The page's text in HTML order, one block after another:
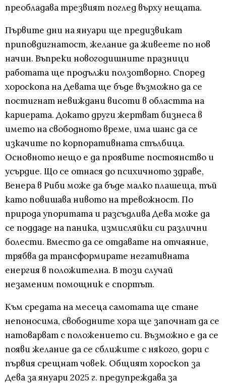
преобладава трезвият поглед върху нещата.
Първите дни на януари ще предизвикат
приповдигнатост, желание да живеете по нов
начин. Въпреки новогодишните празници
работата ще продължи ползотворно. Според
хороскопа на Девата ще бъде възможно да се
постигнат невиждани висоти в областта на
кариерата. Докато други жертват бизнеса в
името на свободното време, има шанс да се
изкачите по корпоративната стълбица.
Основното нещо е да проявите постоянство и
усърдие. Що се отнася до психичното здраве,
Венера в Риби може да бъде малко плашеща, тъй
като повишава нивото на тревожност. По
природа упоритата и разсъдлива Дева може да
се поддаде на паника, измисляйки си различни
болести. Вместо да се отдавате на отчаяние,
трябва да трансформирате негативната
енергия в положителна. В този случай
незаменим помощник е спортът.
Към средата на месеца самотата ще стане
непоносима, свободните хора ще започнат да се
натоварват с положението си. Възможно е да се
появи желание да се сближите с някого, дори с
първия срещнат човек. Общият хороскоп за
Дева за януари 2025 г. предупреждава за